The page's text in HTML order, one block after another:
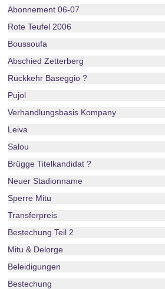
Abonnement 06-07
Rote Teufel 2006
Boussoufa
Abschied Zetterberg
Rückkehr Baseggio ?
Pujol
Verhandlungsbasis Kompany
Leiva
Salou
Brügge Titelkandidat ?
Neuer Stadionname
Sperre Mitu
Transferpreis
Bestechung Teil 2
Mitu & Delorge
Beleidigungen
Bestechung